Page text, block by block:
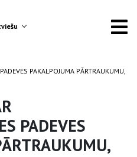
PAKALPOJUMA PĀRTRAUKUMU,
PADEVES